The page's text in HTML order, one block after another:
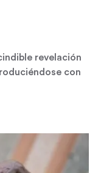
revelación
con